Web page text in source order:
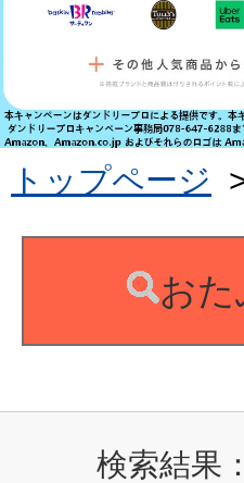
トップページ
お
検索結果：